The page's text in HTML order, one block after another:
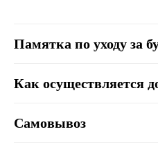
Памятка по уходу за
Как осуществляется
Самовывоз